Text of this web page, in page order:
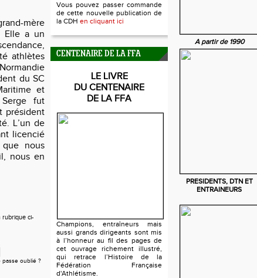
mère
Elle a un
athlètes
du SC
et
fut
président
L’un de
licencié
nous
nous en
rubrique ci-
passe oublié ?
Vous pouvez passer commande
de cette nouvelle publication de
la CDH en cliquant ici
CENTENAIRE DE LA FFA
LE LIVRE
DU CENTENAIRE
DE LA FFA
Champions, entraîneurs mais
aussi grands dirigeants sont mis
à l’honneur au fil des pages de
cet ouvrage richement illustré,
qui retrace l’Histoire de la
Fédération Française
d'Athlétisme.
A partir de 1990
PRESIDENTS, DTN ET
ENTRAINEURS